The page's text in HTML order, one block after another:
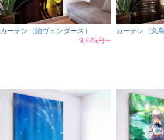
カーテン（紬ヴェンダース）
9,625円〜
カーテン（久島